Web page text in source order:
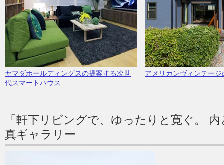
ヤマダホールディングスの提案する次世
代スマートハウス
アメリカンヴィンテージ
「軒下リビングで、ゆったりと寛ぐ。
真ギャラリー